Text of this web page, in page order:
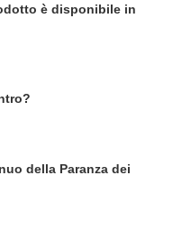
è disponibile in
della Paranza dei